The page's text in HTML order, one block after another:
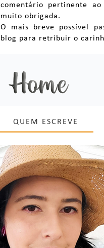
comentário pertinente ao
muito obrigada.
O mais breve possível
blog para retribuir o
QUEM ESCREVE